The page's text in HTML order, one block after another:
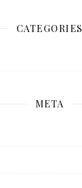
CATEGORIES
META